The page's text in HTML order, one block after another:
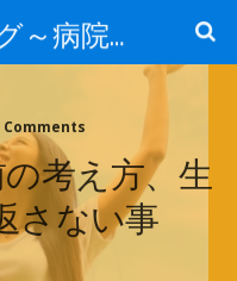
うつ病克服ブログ～病院へ行かずに治療するには～
Comments
考え方、生
さない事